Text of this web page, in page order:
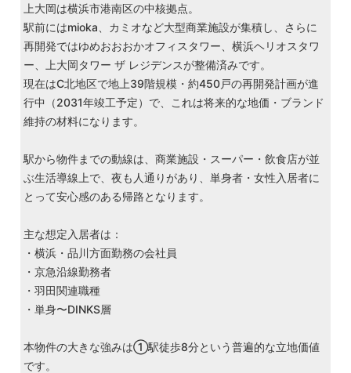
上大岡は横浜市港南区の中核拠点。
駅前にはmioka、カミオなど大型商業施設が集積し、さらに
再開発ではゆめおおおかオフィスタワー、横浜ヘリオスタワ
ー、上大岡タワー ザ レジデンスが整備済みです。
現在はC北地区で地上39階規模・約450戸の再開発計画が進
行中（2031年竣工予定）で、これは将来的な地価・ブランド
維持の材料になります。
駅から物件までの動線は、商業施設・スーパー・飲食店が並
ぶ生活導線上で、夜も人通りがあり、単身者・女性入居者に
とって安心感のある帰路となります。
主な想定入居者は：
・横浜・品川方面勤務の会社員
・京急沿線勤務者
・羽田関連職種
・単身〜DINKS層
本物件の大きな強みは①駅徒歩8分という普遍的な立地価値
です。